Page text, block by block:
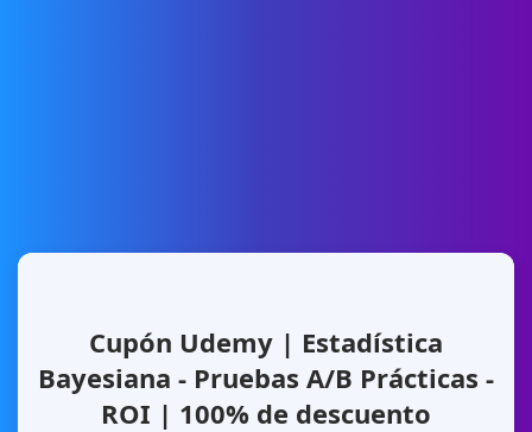
Cupón Udemy | Estadística
Bayesiana - Pruebas A/B Prácticas -
ROI | 100% de descuento